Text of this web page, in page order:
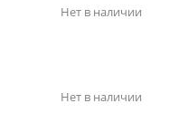
Нет в наличии
Нет в наличии